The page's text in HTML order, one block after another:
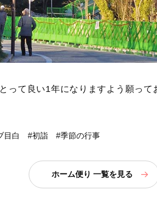
って良い1年になりますよう願って
目白 #初詣 #季節の行事
ホーム便り 一覧を見る